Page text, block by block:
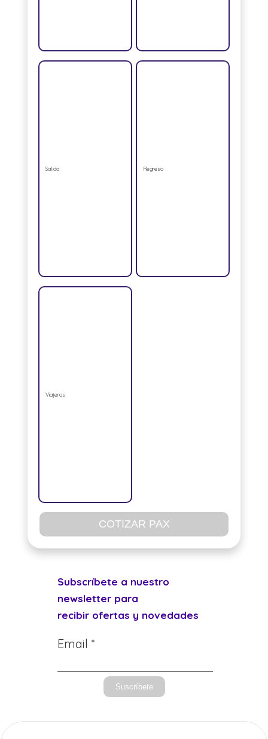
Salida
Viajeros
Regreso
COTIZAR PAX
Subscríbete a nuestro
newsletter para
recibir ofertas y novedades
Email *
Suscríbete